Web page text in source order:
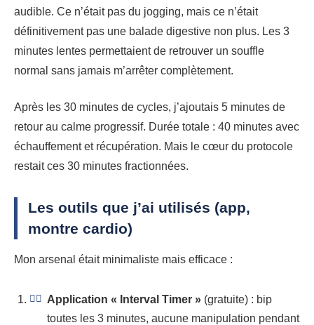
audible. Ce n’était pas du jogging, mais ce n’était
définitivement pas une balade digestive non plus. Les 3
minutes lentes permettaient de retrouver un souffle
normal sans jamais m’arrêter complètement.
Après les 30 minutes de cycles, j’ajoutais 5 minutes de
retour au calme progressif. Durée totale : 40 minutes avec
échauffement et récupération. Mais le cœur du protocole
restait ces 30 minutes fractionnées.
Les outils que j’ai utilisés (app,
montre cardio)
Mon arsenal était minimaliste mais efficace :
Application « Interval Timer » (gratuite) : bip
toutes les 3 minutes, aucune manipulation pendant